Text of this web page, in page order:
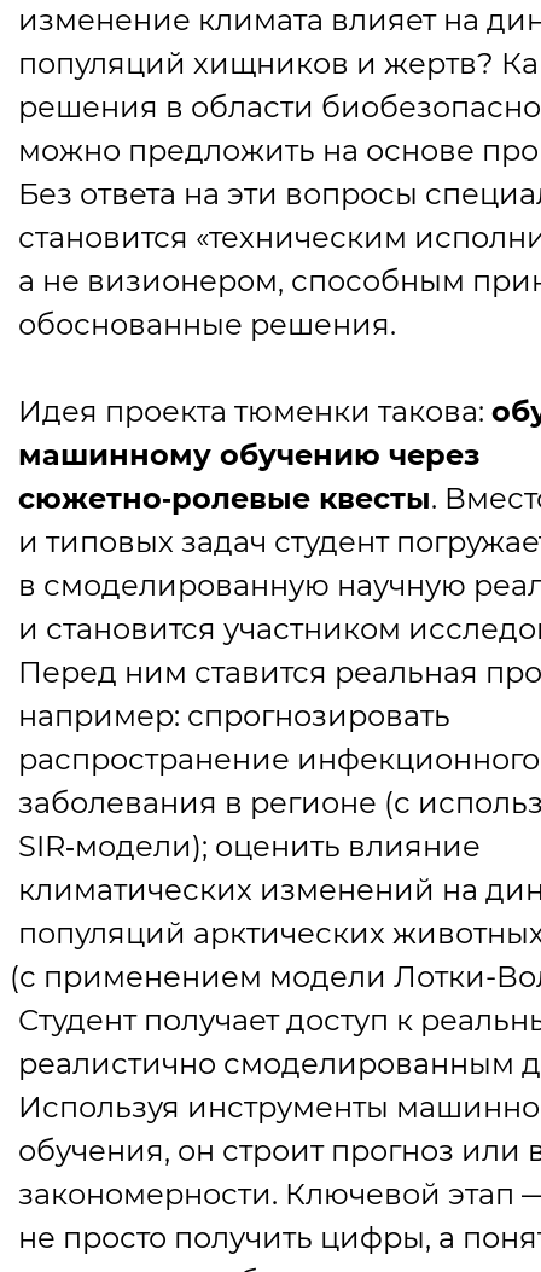
изменение климата влияет на
популяций хищников и жертв?
решения в области
можно предложить на основе
Без ответа на эти вопросы
становится «техническим
а не визионером, способным
обоснованные решения.
Идея проекта тюменки такова:
машинному обучению через
сюжетно‑ролевые квесты.
и типовых задач студент
в смоделированную научную
и становится участником
Перед ним ставится реальная
например: спрогнозировать
распространение инфекционного
заболевания в регионе (с
SIR‑модели); оценить влияние
климатических изменений на
популяций арктических
(с применением модели Лотки-
Студент получает доступ к
реалистично смоделированным
Используя инструменты
обучения, он строит прогноз или
закономерности. Ключевой этап
не просто получить цифры, а